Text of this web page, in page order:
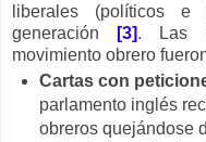
liberales (políticos e
generación
[3]. Las
movimiento obrero
Cartas con
parlamento inglés
obreros quejándose